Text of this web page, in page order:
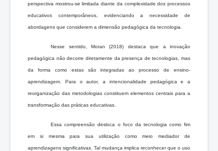
perspectiva mostrou-se limitada diante da complexidade dos processos
educativos contemporâneos, evidenciando a necessidade de
abordagens que considerem a dimensão pedagógica da tecnologia.
Nesse sentido, Moran (2018) destaca que a inovação
pedagógica não decorre diretamente da presença de tecnologias, mas
da forma como estas são integradas ao processo de ensino-
aprendizagem. Para o autor, a intencionalidade pedagógica e a
reorganização das metodologias constituem elementos centrais para a
transformação das práticas educativas.
Essa compreensão desloca o foco da tecnologia como fim
em si mesma para sua utilização como meio mediador de
aprendizagens significativas. Tal mudança implica reconhecer que o uso